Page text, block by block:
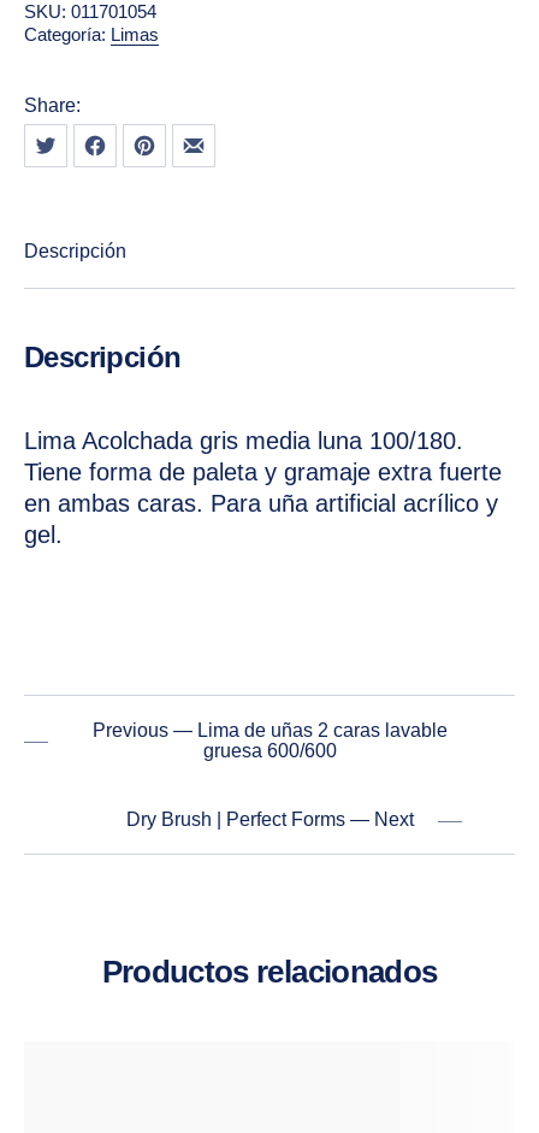
SKU: 011701054
Categoría: Limas
Share:
Tweet Share on Facebook
Share on Pinterest
Share by Email
Descripción
Descripción
Lima Acolchada gris media luna 100/180.
Tiene forma de paleta y gramaje extra fuerte
en ambas caras. Para uña artificial acrílico y
gel.
Previous — Lima de uñas 2 caras lavable
gruesa 600/600
Dry Brush | Perfect Forms — Next
Productos relacionados